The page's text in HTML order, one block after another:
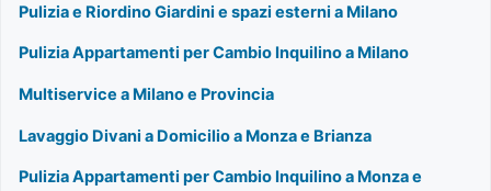
Pulizia e Riordino Giardini e spazi esterni a Milano
Pulizia Appartamenti per Cambio Inquilino a Milano
Multiservice a Milano e Provincia
Lavaggio Divani a Domicilio a Monza e Brianza
Pulizia Appartamenti per Cambio Inquilino a Monza e